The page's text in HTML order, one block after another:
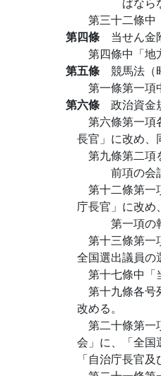
第三十二條中
第四條 当せん金
第四條中「地
第五條 競馬法（
第一條第一項
第六條 政治資金
第六條第一項
長官」に改め、
第九條第二項
前項の会
第十二條第一
庁長官」に改め
第一項の
第十三條第一
全国選出議員の
第十七條中「
第十九條各号
改める。
第二十條第一
会」に、「全国
「自治庁長官